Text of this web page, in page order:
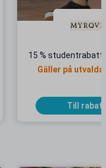
15 % studentrabatt
Gäller på
Till